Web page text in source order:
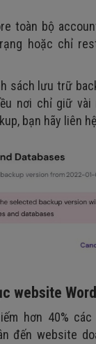
toàn bộ
hoặc chỉ
sách lưu trữ
nơi chỉ giữ vài
bạn hãy liên
website
hơn 40%
đến website